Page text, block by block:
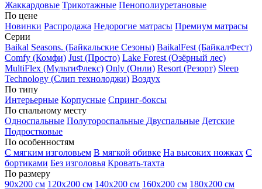
Жаккардовые Трикотажные Пенополиуретановые
По цене
Новинки Распродажа Недорогие матрасы Премиум матрасы
Серии
Baikal Seasons. (Байкальские Сезоны) BaikalFest (БайкалФест)
Comfy (Комфи) Just (Просто) Lake Forest (Озёрный лес)
MultiFlex (МультиФлекс) Only (Онли) Resort (Резорт) Sleep
Technology (Слип технолоджи) Воздух
По типу
Интерьерные Корпусные Спринг-боксы
По спальному месту
Односпальные Полутороспальные Двуспальные Детские
Подростковые
По особенностям
С мягким изголовьем В мягкой обивке На высоких ножках С
бортиками Без изголовья Кровать-тахта
По размеру
90х200 см 120х200 см 140х200 см 160х200 см 180х200 см